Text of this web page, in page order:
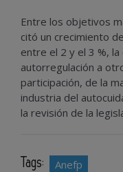
Entre los objetivos
citó un crecimiento
entre el 2 y el 3 %,
autorregulación a
participación, de la
industria del
la revisión de la
Tags:
Anefp